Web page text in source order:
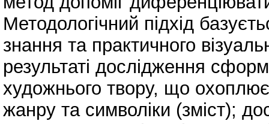
Методологічний підхід
знання та практичного
результаті дослідження
художнього твору, що охоплює
жанру та символіки (зміст);